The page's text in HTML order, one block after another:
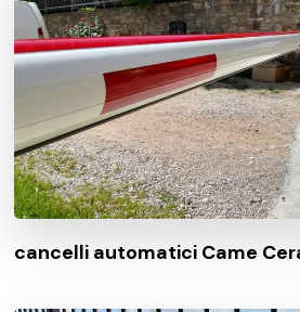
cancelli automatici Came